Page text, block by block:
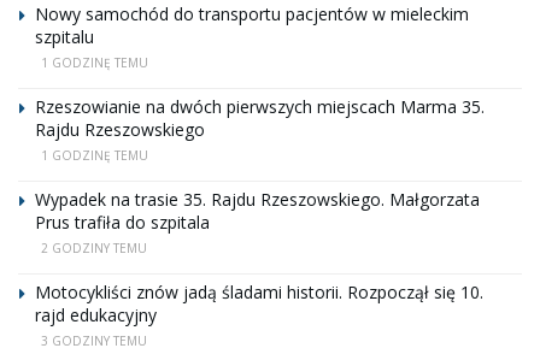
Nowy samochód do transportu pacjentów w mieleckim
szpitalu
1 GODZINĘ TEMU
Rzeszowianie na dwóch pierwszych miejscach Marma 35.
Rajdu Rzeszowskiego
1 GODZINĘ TEMU
Wypadek na trasie 35. Rajdu Rzeszowskiego. Małgorzata
Prus trafiła do szpitala
2 GODZINY TEMU
Motocykliści znów jadą śladami historii. Rozpoczął się 10.
rajd edukacyjny
3 GODZINY TEMU